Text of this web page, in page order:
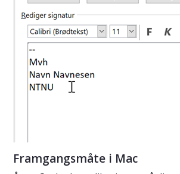
Framgangsmåte i Mac